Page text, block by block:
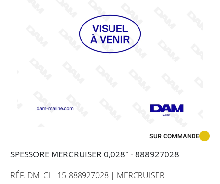
SPESSORE MERCRUISER 0,028" - 888927028
RÉF. DM_CH_15-888927028 | MERCRUISER
SUR COMMANDE